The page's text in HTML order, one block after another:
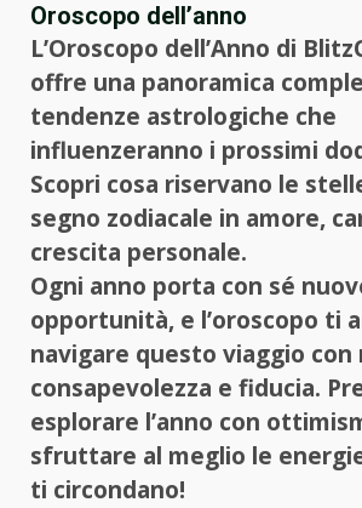
Oroscopo dell’anno
L’Oroscopo dell’Anno di
offre una panoramica
tendenze astrologiche che
influenzeranno i prossimi
Scopri cosa riservano le
segno zodiacale in amore,
crescita personale.
Ogni anno porta con sé
opportunità, e l’oroscopo ti
navigare questo viaggio con
consapevolezza e fiducia.
esplorare l’anno con
sfruttare al meglio le
ti circondano!